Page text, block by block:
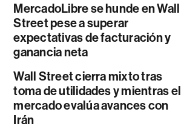
MercadoLibre se hunde en Wall
Street pese a superar
expectativas de facturación y
ganancia neta
Wall Street cierra mixto tras
toma de utilidades y mientras el
mercado evalúa avances con
Irán